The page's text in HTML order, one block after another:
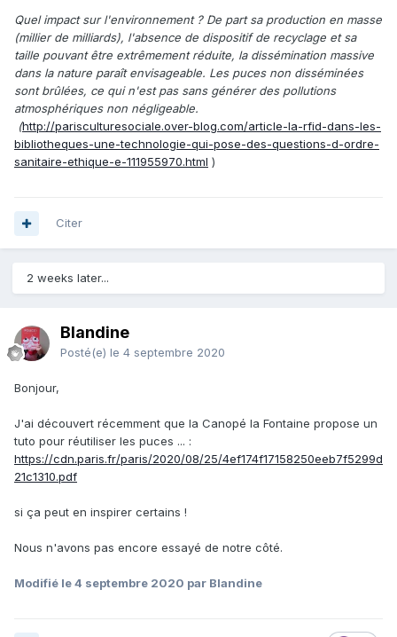
Quel impact sur l'environnement ? De part sa production en masse
(millier de milliards), l'absence de dispositif de recyclage et sa
taille pouvant être extrêmement réduite, la dissémination massive
dans la nature paraît envisageable. Les puces non disséminées
sont brûlées, ce qui n'est pas sans générer des pollutions
atmosphériques non négligeable.
(http://parisculturesociale.over-blog.com/article-la-rfid-dans-les-
bibliotheques-une-technologie-qui-pose-des-questions-d-ordre-
sanitaire-ethique-e-111955970.html )
Citer
2 weeks later...
Blandine
Posté(e) le 4 septembre 2020
Bonjour,
J'ai découvert récemment que la Canopé la Fontaine propose un
tuto pour réutiliser les puces ... :
https://cdn.paris.fr/paris/2020/08/25/4ef174f17158250eeb7f5299d
21c1310.pdf
si ça peut en inspirer certains !
Nous n'avons pas encore essayé de notre côté.
Modifié le 4 septembre 2020 par Blandine